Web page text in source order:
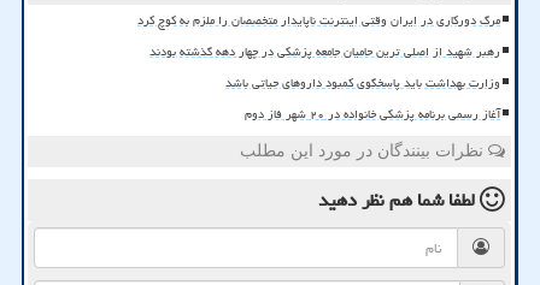
مرگ دورکاری در ایران وقتی اینترنت ناپایدار متخصصان را ملزم به کوچ کرد
رهبر شهید از اصلی ترین حامیان جامعه پزشکی در چهار دهه گذشته بودند
وزارت بهداشت باید پاسخگوی کمبود داروهای حیاتی باشد
آغاز رسمی برنامه پزشکی خانواده در ۲۰ شهر فاز دوم
نظرات بینندگان در مورد این مطلب
لطفا شما همنظر دهید